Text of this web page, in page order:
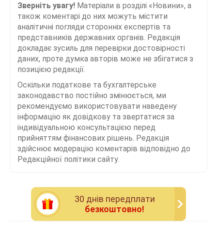
Зверніть увагу! Матеріали в розділі «Новини», а
також коментарі до них можуть містити
аналітичні погляди сторонніх експертів та
представників державних органів. Редакція
докладає зусиль для перевірки достовірності
даних, проте думка авторів може не збігатися з
позицією редакції.
Оскільки податкове та бухгалтерське
законодавство постійно змінюється, ми
рекомендуємо використовувати наведену
інформацію як довідкову та звертатися за
індивідуальною консультацією перед
прийняттям фінансових рішень. Редакція
здійснює модерацію коментарів відповідно до
Редакційної політики сайту.
30 днiв передплати
безкоштовно!